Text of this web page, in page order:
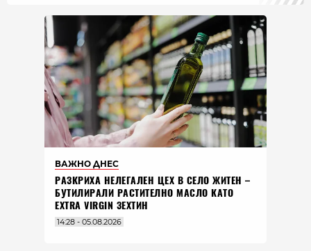
ВАЖНО ДНЕС
РАЗКРИХА НЕЛЕГАЛЕН ЦЕХ В СЕЛО ЖИТЕН –
БУТИЛИРАЛИ РАСТИТЕЛНО МАСЛО КАТО
EXTRA VIRGIN ЗЕХТИН
14:28 - 05.08.2026